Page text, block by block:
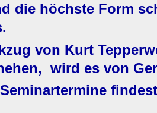
die höchste Form
von Kurt
wird es von